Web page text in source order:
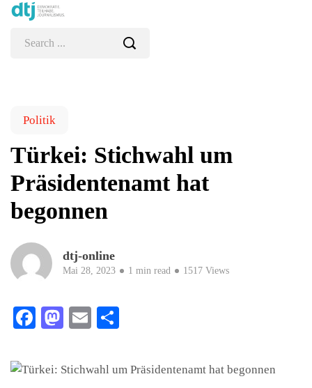
Politik
Türkei: Stichwahl um
Präsidentenamt hat
begonnen
dtj-online
Mai 28, 2023 1 min read 1517 Views
Facebook
Mastodon
Email